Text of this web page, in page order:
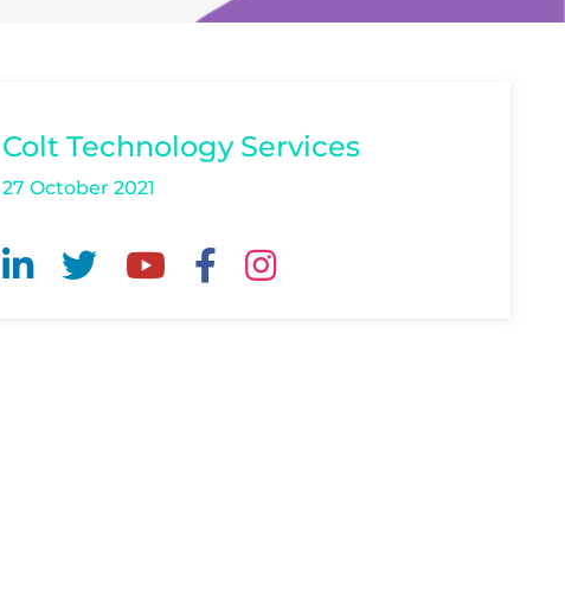
Colt Technology Services
27 October 2021